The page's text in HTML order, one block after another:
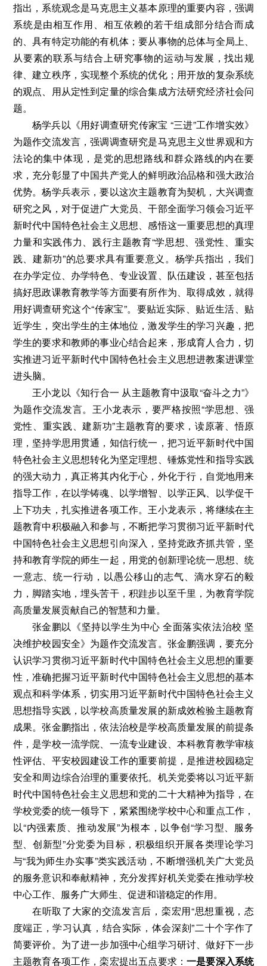
指出，系统观念是马克思主义基本原理的重要内容，强调
系统是由相互作用、相互依赖的若干组成部分结合而成
的、具有特定功能的有机体；要从事物的总体与全局上、
从要素的联系与结合上研究事物的运动与发展，找出规
律、建立秩序，实现整个系统的优化；用开放的复杂系统
的观点、用从定性到定量的综合集成方法研究经济社会问
题。
杨学兵以《用好调查研究传家宝 “三进”工作增实效》
为题作交流发言，强调调查研究是马克思主义世界观和方
法论的集中体现，是党的思想路线和群众路线的内在要
求，充分彰显了中国共产党人的鲜明政治品格和强大政治
优势。杨学兵表示，要以这次主题教育为契机，大兴调查
研究之风，对于促进广大党员、干部全面学习领会习近平
新时代中国特色社会主义思想、感悟这一重要思想的真理
力量和实践伟力、践行主题教育“学思想、强党性、重实
践、建新功”的总要求具有重要意义。杨学兵指出，我们
在办学定位、办学特色、专业设置、队伍建设，甚至包括
搞好思政课教育教学等方面要有所作为、取得成效，就得
用好调查研究这个“传家宝”。要贴近实际、贴近生活、贴
近学生，突出学生的主体地位，激发学生的学习兴趣，把
学生的要求和教师的事业心结合起来，形成育人合力，切
实推进习近平新时代中国特色社会主义思想进教案进课堂
进头脑。
王小龙以《知行合一 从主题教育中汲取“奋斗之力”》
为题作交流发言。王小龙表示，要严格按照“学思想、强
党性、重实践、建新功”主题教育的要求，读原著、悟原
理，坚持学思用贯通，知信行统一，把习近平新时代中国
特色社会主义思想转化为坚定理想、锤炼党性和指导实践
的强大动力，真正将其内化于心，外化于行，自觉地用来
指导工作，在以学铸魂、以学增智、以学正风、以学促干
上下功夫，扎实推进各项工作。王小龙表示，将继续在主
题教育中积极融入和参与，不断把学习贯彻习近平新时代
中国特色社会主义思想引向深入，坚持党政齐抓共管，坚
持和教育学院的师生一起，用党的创新理论统一思想、统
一意志、统一行动，以愚公移山的志气、滴水穿石的毅
力，脚踏实地，埋头苦干，积跬步以至千里，为教育学院
高质量发展贡献自己的智慧和力量。
张金鹏以《坚持以学生为中心 全面落实依法治校 坚
决维护校园安全》为题作交流发言。张金鹏强调，要充分
认识学习贯彻习近平新时代中国特色社会主义思想的重要
性，准确把握习近平新时代中国特色社会主义思想的基本
观点和科学体系，切实用习近平新时代中国特色社会主义
思想指导实践，以学校高质量发展的新成效检验主题教育
成果。张金鹏指出，依法治校是学校高质量发展的前提条
件，是学校一流学院、一流专业建设、本科教育教学审核
性评估、平安校园建设工作的重要前提，是推进校园稳定
安全和周边综合治理的重要依托。机关党委将以习近平新
时代中国特色社会主义思想和党的二十大精神为指导，在
学校党委的统一领导下，紧紧围绕学校中心和重点工作，
以“内强素质、推动发展”为根本，以争创“学习型、服务
型、创新型”分党委为目标，积极组织开展各类理论学习
与“我为师生办实事”类实践活动，不断增强机关广大党员
的服务意识和奉献精神，充分发挥好机关党委在推动学校
中心工作、服务广大师生、促进和谐稳定的作用。
在听取了大家的交流发言后，栾宏用“思想重视，态
度端正，学习认真，结合实际，体会深刻”二十个字作了
简要评价。为了进一步加强中心组学习研讨、做好下一步
主题教育各项工作，栾宏提出五点要求：一是要深入系统